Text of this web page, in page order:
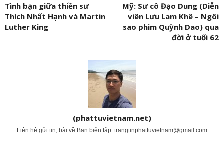
Tình bạn giữa thiền sư
Thích Nhất Hạnh và Martin
Luther King
Mỹ: Sư cô Đạo Dung (Diễn
viên Lưu Lam Khê – Ngôi
sao phim Quỳnh Dao) qua
đời ở tuổi 62
(phattuvietnam.net)
Liên hệ gửi tin, bài về Ban biên tập: trangtinphattuvietnam@gmail.com